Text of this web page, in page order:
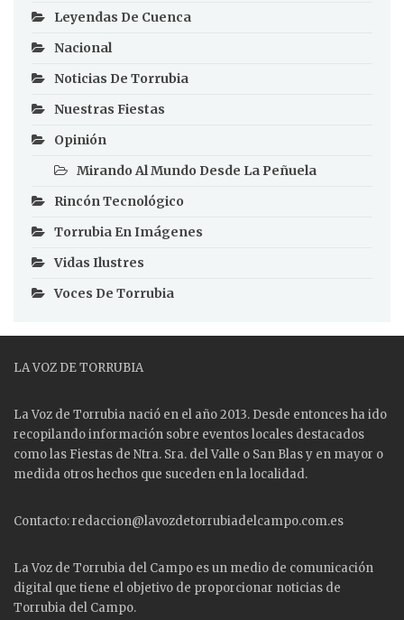
Leyendas De Cuenca
Nacional
Noticias De Torrubia
Nuestras Fiestas
Opinión
Mirando Al Mundo Desde La Peñuela
Rincón Tecnológico
Torrubia En Imágenes
Vidas Ilustres
Voces De Torrubia
LA VOZ DE TORRUBIA
La Voz de Torrubia nació en el año 2013. Desde entonces ha ido
recopilando información sobre eventos locales destacados
como las Fiestas de Ntra. Sra. del Valle o San Blas y en mayor o
medida otros hechos que suceden en la localidad.
Contacto: redaccion@lavozdetorrubiadelcampo.com.es
La Voz de Torrubia del Campo es un medio de comunicación
digital que tiene el objetivo de proporcionar noticias de
Torrubia del Campo.